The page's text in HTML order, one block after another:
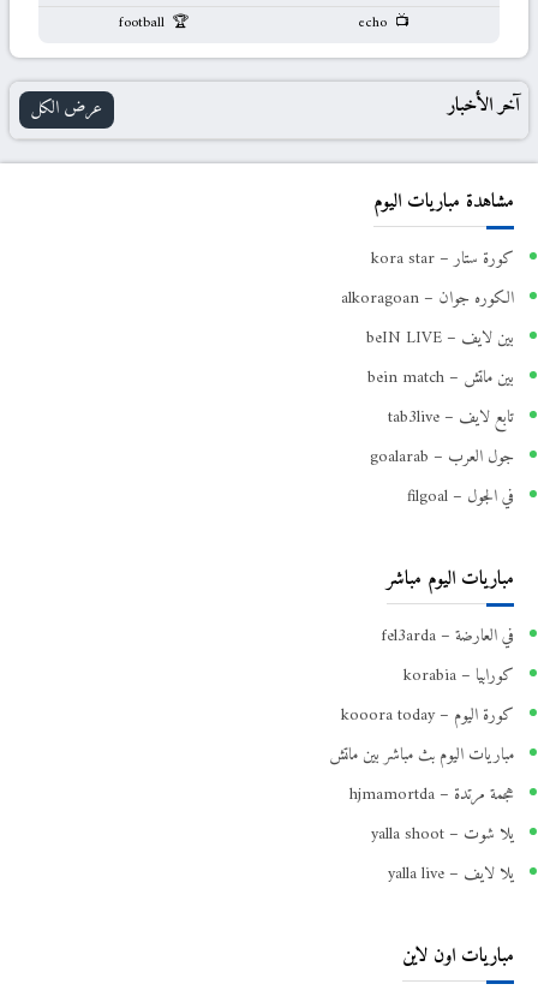
echo
football
آخر الأخبار عرض الكل
مشاهدة مباريات اليوم
كورة ستار – kora star
الكوره جوان – alkoragoan
بين لايف – beIN LIVE
بين ماتش – bein match
تابع لايف – tab3live
جول العرب – goalarab
في الجول – filgoal
مباريات اليوم مباشر
في العارضة – fel3arda
كورابيا – korabia
كورة اليوم – kooora today
مباريات اليوم بث مباشر بين ماتش
هجمة مرتدة – hjmamortda
يلا شوت – yalla shoot
يلا لايف – yalla live
مباريات اون لاين